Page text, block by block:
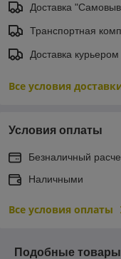
Доставка
Транспортная
Доставка курьером
Все условия
Условия оплаты
Безналичный
Наличными
Все условия оплаты
Подобные